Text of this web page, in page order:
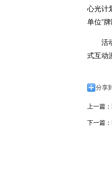
心光计
单位”牌
活动
式互动
分享
上一篇：
下一篇：